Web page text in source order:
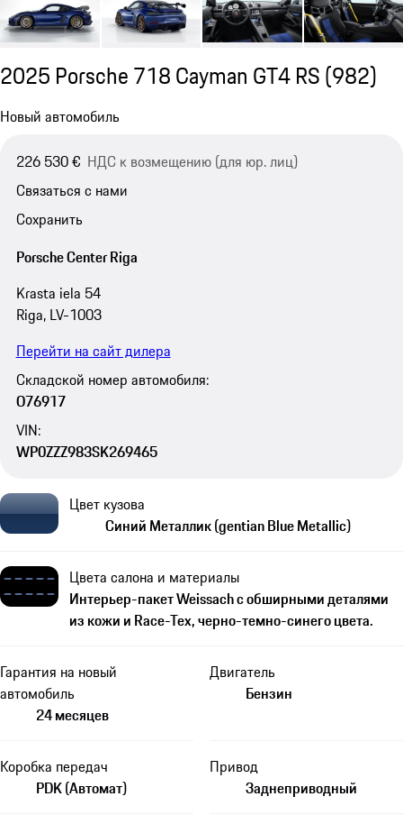
2025 Porsche 718 Cayman GT4 RS(982)
Новый автомобиль
226 530 € НДС к возмещению (для юр. лиц)
Связаться с нами
Сохранить
Porsche Center Riga
Krasta iela 54
Riga, LV-1003
Перейти на сайт дилера
Складской номер автомобиля:
O76917
VIN:
WP0ZZZ983SK269465
Цвет кузова
Синий Металлик (gentian Blue Metallic)
Цвета салона и материалы
Интерьер-пакет Weissach с обширными деталями
из кожи и Race-Tex, черно-темно-синего цвета.
Гарантия на новый
автомобиль
24 месяцев
Двигатель
Бензин
Коробка передач
PDK (Автомат)
Привод
Заднеприводный